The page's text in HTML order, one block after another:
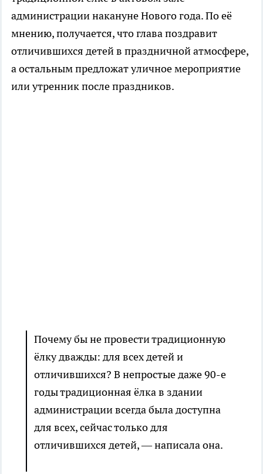
администрации накануне Нового года. По её
мнению, получается, что глава поздравит
отличившихся детей в праздничной атмосфере,
а остальным предложат уличное мероприятие
или утренник после праздников.
Почему бы не провести традиционную
ёлку дважды: для всех детей и
отличившихся? В непростые даже 90-е
годы традиционная ёлка в здании
администрации всегда была доступна
для всех, сейчас только для
отличившихся детей, — написала она.